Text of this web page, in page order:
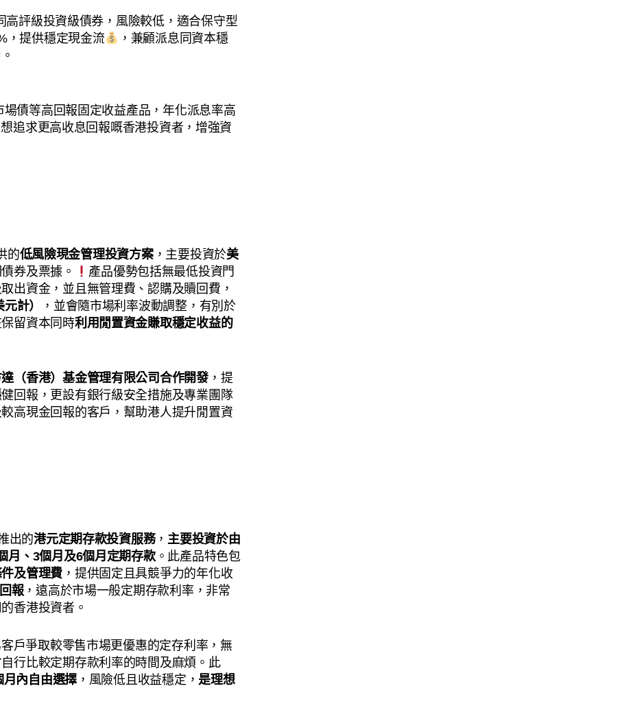
高評級投資級債券，風險較低，適合保守型
，提供穩定現金流
，兼顧派息同資本穩
債等高回報固定收益產品，年化派息率高
追求更高收息回報嘅香港投資者，增強資
的低風險現金管理投資方案，主要投資於美
券及票據。
產品優勢包括無最低投資門
出資金，並且無管理費、認購及贖回費，
計）
，並會隨市場利率波動調整，有別於
留資本同時利用閒置資金賺取穩定收益的
（香港）基金管理有限公司合作開發，提
回報，更設有銀行級安全措施及專業團隊
高現金回報的客戶，幫助港人提升閒置資
出的港元定期存款投資服務， 主要投資於由
月、3個月及6個月定期存款。此產品特色包
及管理費 ，提供固定且具競爭力的年化收
報，遠高於市場一般定期存款利率，非常
香港投資者。
戶爭取較零售市場更優惠的定存利率，無
行比較定期存款利率的時間及麻煩。此
內自由選擇 ，風險低且收益穩定， 是理想